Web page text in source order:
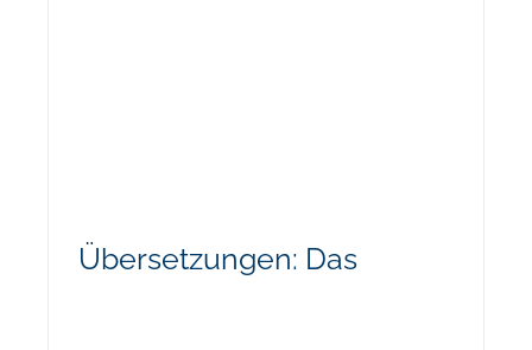
Übersetzungen: Das